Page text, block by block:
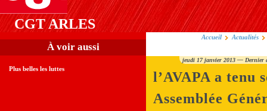
CGT ARLES
Accueil Actualités
jeudi 17 janvier 2013 — Dernier
l’AVAPA a tenu
Assemblée
À voir aussi
Plus belles les luttes